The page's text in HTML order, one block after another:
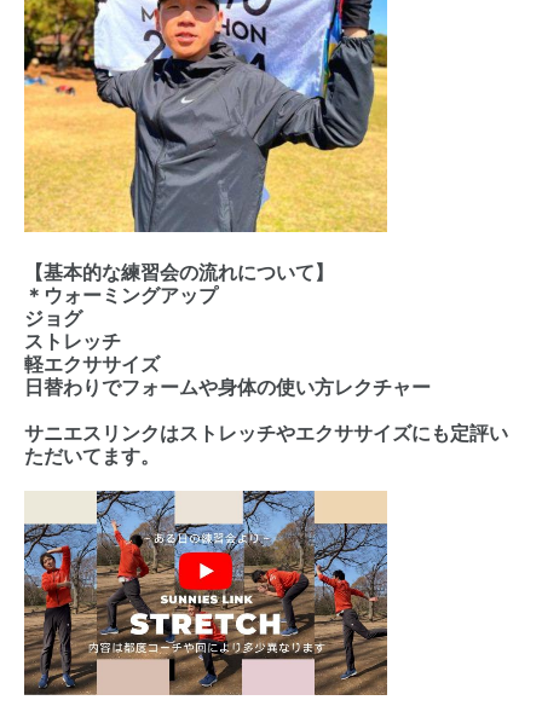
【基本的な練習会の流れについて】
＊ウォーミングアップ
ジョグ
ストレッチ
軽エクササイズ
日替わりでフォームや身体の使い方レクチャー
サニエスリンクはストレッチやエクササイズにも定評い
ただいてます。